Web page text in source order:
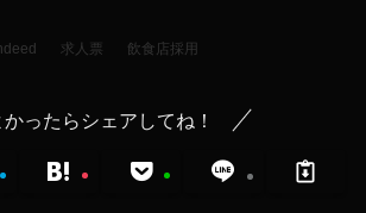
求人票 飲食店採用
かったらシェアしてね！